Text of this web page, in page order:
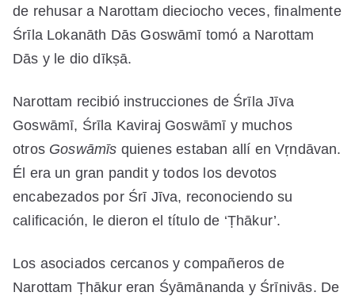
de rehusar a Narottam dieciocho veces, finalmente
Śrīla Lokanāth Dās Goswāmī tomó a Narottam
Dās y le dio dīkṣā.
Narottam recibió instrucciones de Śrīla Jīva
Goswāmī, Śrīla Kaviraj Goswāmī y muchos
otros Goswāmīs quienes estaban allí en Vṛndāvan.
Él era un gran pandit y todos los devotos
encabezados por Śrī Jīva, reconociendo su
calificación, le dieron el título de ‘Ṭhākur’.
Los asociados cercanos y compañeros de
Narottam Ṭhākur eran Śyāmānanda y Śrīnivās. De